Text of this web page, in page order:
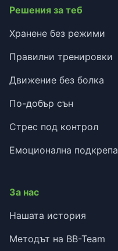
Решения за теб
Хранене без режими
Правилни тренировки
Движение без болка
По-добър сън
Стрес под контрол
Емоционална подкрепа
За нас
Нашата история
Методът на BB-Team